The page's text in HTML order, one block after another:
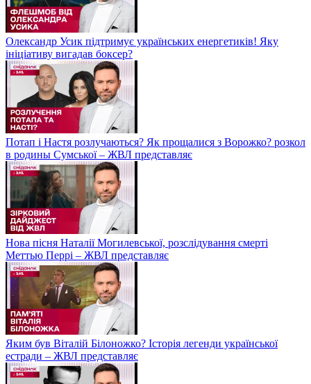
Олександр Усик підтримує українських енергетиків! Яку
ініціативу вигадав боксер?
Потап і Настя розлучаються? Як прощалися з Ворожко? розкол
в родины Сумської – ЖВЛ представляє
Нова пісня Наталії Могилевської, розслідування смерті
Меттью Перрі – ЖВЛ представляє
Яким був Віталій Білоножко? Історія легенди української
естради – ЖВЛ представляє